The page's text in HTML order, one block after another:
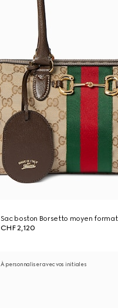
Sac boston Borsetto moyen format
CHF 2,120
À personnaliser avec vos initiales